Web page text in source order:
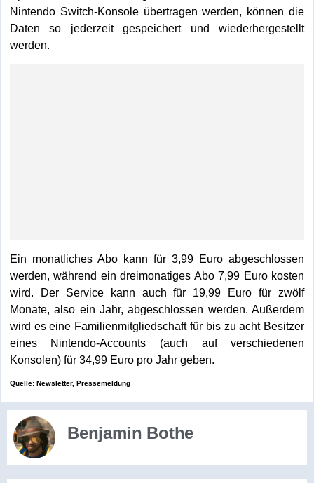
Nintendo Switch-Konsole übertragen werden, können die
Daten so jederzeit gespeichert und wiederhergestellt
werden.
Ein monatliches Abo kann für 3,99 Euro abgeschlossen
werden, während ein dreimonatiges Abo 7,99 Euro kosten
wird. Der Service kann auch für 19,99 Euro für zwölf
Monate, also ein Jahr, abgeschlossen werden. Außerdem
wird es eine Familienmitgliedschaft für bis zu acht Besitzer
eines Nintendo-Accounts (auch auf verschiedenen
Konsolen) für 34,99 Euro pro Jahr geben.
Quelle: Newsletter, Pressemeldung
Benjamin Bothe